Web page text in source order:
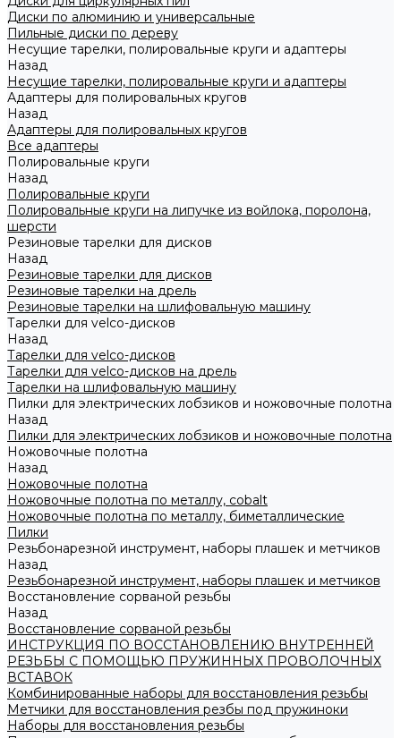
Диски по алюминию и универсальные
Пильные диски по дереву
Несущие тарелки, полировальные круги и адаптеры
Назад
Несущие тарелки, полировальные круги и адаптеры
Адаптеры для полировальных кругов
Назад
Адаптеры для полировальных кругов
Все адаптеры
Полировальные круги
Назад
Полировальные круги
Полировальные круги на липучке из войлока, поролона,
шерсти
Резиновые тарелки для дисков
Назад
Резиновые тарелки для дисков
Резиновые тарелки на дрель
Резиновые тарелки на шлифовальную машину
Тарелки для velco-дисков
Назад
Тарелки для velco-дисков
Тарелки для velco-дисков на дрель
Тарелки на шлифовальную машину
Пилки для электрических лобзиков и ножовочные полотна
Назад
Пилки для электрических лобзиков и ножовочные полотна
Ножовочные полотна
Назад
Ножовочные полотна
Ножовочные полотна по металлу, cobalt
Ножовочные полотна по металлу, биметаллические
Пилки
Резьбонарезной инструмент, наборы плашек и метчиков
Назад
Резьбонарезной инструмент, наборы плашек и метчиков
Восстановление сорваной резьбы
Назад
Восстановление сорваной резьбы
ИНСТРУКЦИЯ ПО ВОССТАНОВЛЕНИЮ ВНУТРЕННЕЙ
РЕЗЬБЫ С ПОМОЩЬЮ ПРУЖИННЫХ ПРОВОЛОЧНЫХ
ВСТАВОК
Комбинированные наборы для восстановления резьбы
Метчики для восстановления резбы под пружиноки
Наборы для восстановления резьбы